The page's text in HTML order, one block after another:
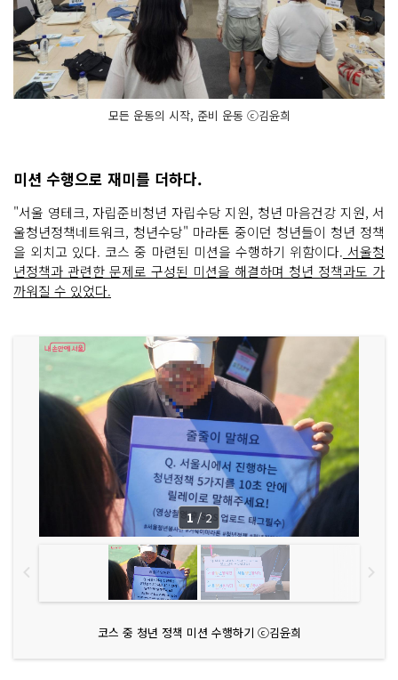
모든 운동의 시작, 준비 운동 ⓒ김윤희
미션 수행으로 재미를 더하다.
"서울 영테크, 자립준비청년 자립수당 지원, 청년 마음건강 지원, 서
울청년정책네트워크, 청년수당" 마라톤 중이던 청년들이 청년 정책
을 외치고 있다. 코스 중 마련된 미션을 수행하기 위함이다. 서울청
년정책과 관련한 문제로 구성된 미션을 해결하며 청년 정책과도 가
까워질 수 있었다.
코스 중 청년 정책 미션 수행하기 ⓒ김윤희
1 / 2